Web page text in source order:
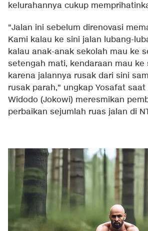
kelurahannya cukup
"Jalan ini sebelum direnovasi
Kami kalau ke sini jalan lubang-
kalau anak-anak sekolah mau ke
setengah mati, kendaraan mau ke
karena jalannya rusak dari sini
rusak parah," ungkap Yosafat saat
Widodo (Jokowi) meresmikan
perbaikan sejumlah ruas jalan di